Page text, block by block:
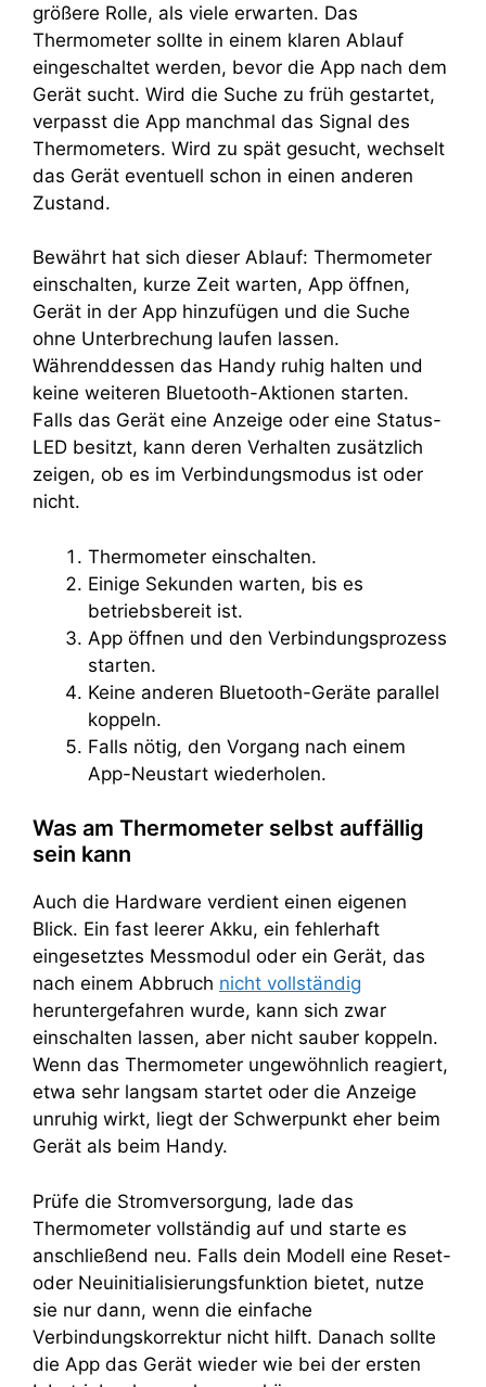
größere Rolle, als viele erwarten. Das
Thermometer sollte in einem klaren Ablauf
eingeschaltet werden, bevor die App nach dem
Gerät sucht. Wird die Suche zu früh gestartet,
verpasst die App manchmal das Signal des
Thermometers. Wird zu spät gesucht, wechselt
das Gerät eventuell schon in einen anderen
Zustand.
Bewährt hat sich dieser Ablauf: Thermometer
einschalten, kurze Zeit warten, App öffnen,
Gerät in der App hinzufügen und die Suche
ohne Unterbrechung laufen lassen.
Währenddessen das Handy ruhig halten und
keine weiteren Bluetooth-Aktionen starten.
Falls das Gerät eine Anzeige oder eine Status-
LED besitzt, kann deren Verhalten zusätzlich
zeigen, ob es im Verbindungsmodus ist oder
nicht.
Thermometer einschalten.
Einige Sekunden warten, bis es
betriebsbereit ist.
App öffnen und den Verbindungsprozess
starten.
Keine anderen Bluetooth-Geräte parallel
koppeln.
Falls nötig, den Vorgang nach einem
App-Neustart wiederholen.
Was am Thermometer selbst auffällig
sein kann
Auch die Hardware verdient einen eigenen
Blick. Ein fast leerer Akku, ein fehlerhaft
eingesetztes Messmodul oder ein Gerät, das
nach einem Abbruch nicht vollständig
heruntergefahren wurde, kann sich zwar
einschalten lassen, aber nicht sauber koppeln.
Wenn das Thermometer ungewöhnlich reagiert,
etwa sehr langsam startet oder die Anzeige
unruhig wirkt, liegt der Schwerpunkt eher beim
Gerät als beim Handy.
Prüfe die Stromversorgung, lade das
Thermometer vollständig auf und starte es
anschließend neu. Falls dein Modell eine Reset-
oder Neuinitialisierungsfunktion bietet, nutze
sie nur dann, wenn die einfache
Verbindungskorrektur nicht hilft. Danach sollte
die App das Gerät wieder wie bei der ersten